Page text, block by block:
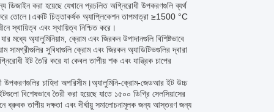
ডিজাইন করা হয়েছে যেখানে প্রচলিত অগ্নিরোধী উপকরণগুলি ব্যর্থ
করে তোলে।একটি চিত্তাকর্ষক অ্যাপ্লিকেশন তাপমাত্রা ≥1500 °C
এবং স্থায়িত্ব নিশ্চিত করে।
মধ্যে অ্যালুমিনিয়াম, ক্রোম এবং জিরকন উপাদানগুলি বিশিষ্টভাবে
সুবিধাগুলি ক্রোম এবং জিরকন অ্যাডিটিভগুলির দ্বারা
ইট তৈরি করে যা কেবল তাপীয় শক এবং যান্ত্রিক চাপের
উপকরণগুলির চাহিদা অপরিসীম।অ্যালুমিনি-ক্রোম-জেডআর ইট উচ্চ
বিশেষভাবে তৈরী করা হয়েছে যাতে ১৫০০ ডিগ্রি সেলসিয়াসের
ধ্রুবক তাপীয় দক্ষতা এবং দীর্ঘায়ু সমালোচনামূলক জন্য আস্তরণ জন্য